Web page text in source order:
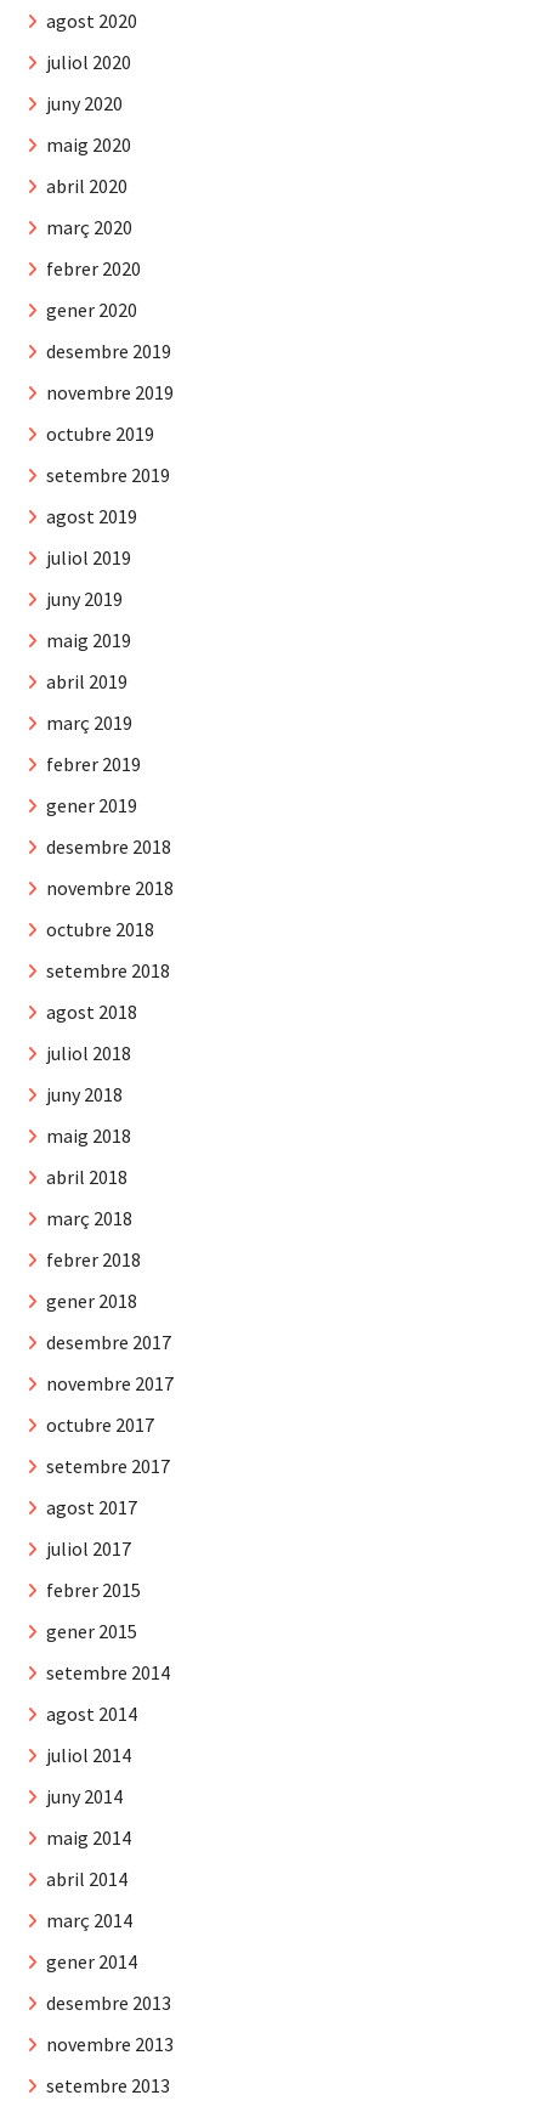
agost 2020
juliol 2020
juny 2020
maig 2020
abril 2020
març 2020
febrer 2020
gener 2020
desembre 2019
novembre 2019
octubre 2019
setembre 2019
agost 2019
juliol 2019
juny 2019
maig 2019
abril 2019
març 2019
febrer 2019
gener 2019
desembre 2018
novembre 2018
octubre 2018
setembre 2018
agost 2018
juliol 2018
juny 2018
maig 2018
abril 2018
març 2018
febrer 2018
gener 2018
desembre 2017
novembre 2017
octubre 2017
setembre 2017
agost 2017
juliol 2017
febrer 2015
gener 2015
setembre 2014
agost 2014
juliol 2014
juny 2014
maig 2014
abril 2014
març 2014
gener 2014
desembre 2013
novembre 2013
setembre 2013